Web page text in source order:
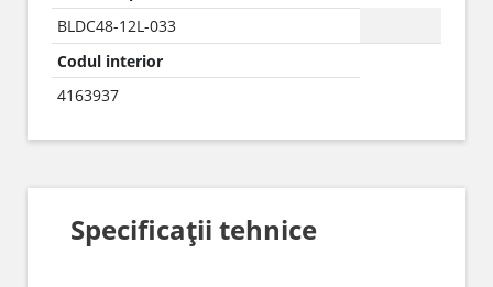
BLDC48-12L-033
Codul interior
4163937
Specificații tehnice